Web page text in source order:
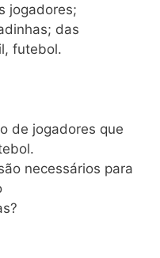
jogadores;
das
futebol.
de jogadores que
necessários para